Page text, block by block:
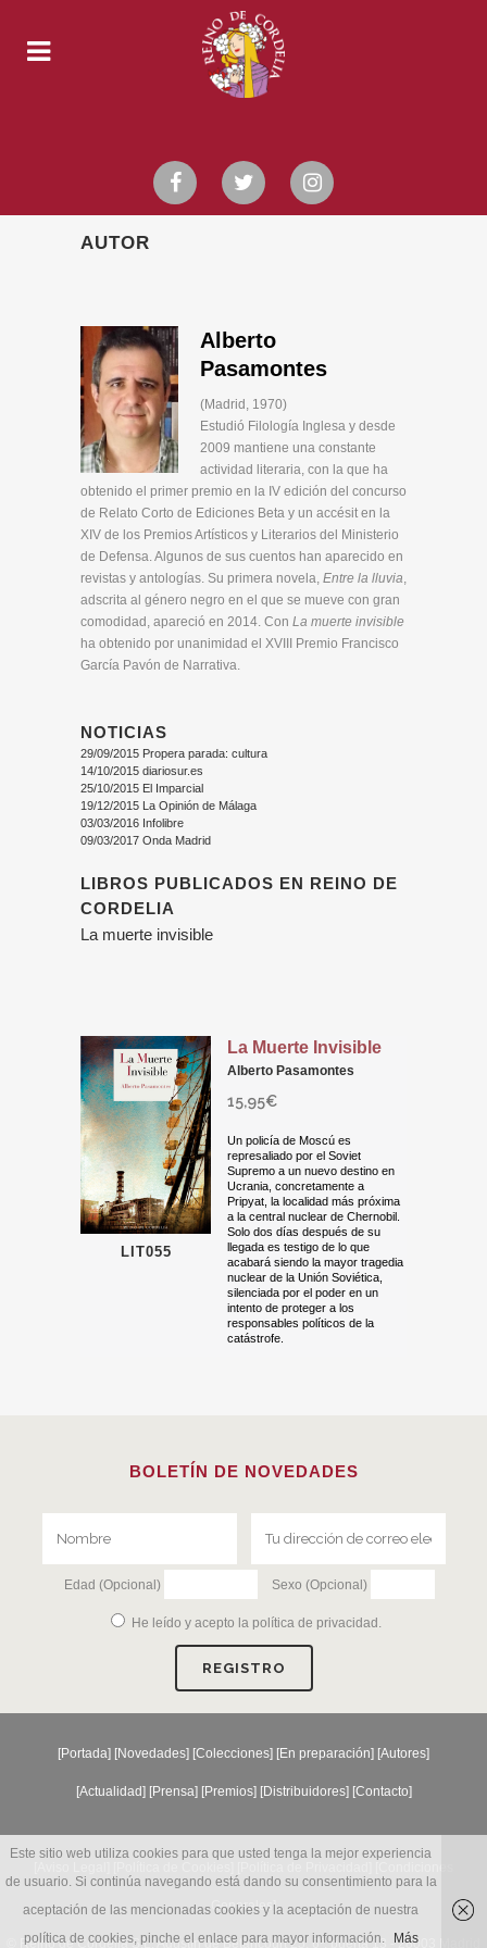
AUTOR
Alberto
Pasamontes
(Madrid, 1970)
Estudió Filología Inglesa y desde
2009 mantiene una constante
actividad literaria, con la que ha
obtenido el primer premio en la IV edición del concurso
de Relato Corto de Ediciones Beta y un accésit en la
XIV de los Premios Artísticos y Literarios del Ministerio
de Defensa. Algunos de sus cuentos han aparecido en
revistas y antologías. Su primera novela, Entre la lluvia,
adscrita al género negro en el que se mueve con gran
comodidad, apareció en 2014. Con La muerte invisible
ha obtenido por unanimidad el XVIII Premio Francisco
García Pavón de Narrativa.
NOTICIAS
29/09/2015 Propera parada: cultura
14/10/2015 diariosur.es
25/10/2015 El Imparcial
19/12/2015 La Opinión de Málaga
03/03/2016 Infolibre
09/03/2017 Onda Madrid
LIBROS PUBLICADOS EN REINO DE
CORDELIA
La muerte invisible
LIT055
La Muerte Invisible
Alberto Pasamontes
15,95€
Un policía de Moscú es
represaliado por el Soviet
Supremo a un nuevo destino en
Ucrania, concretamente a
Pripyat, la localidad más próxima
a la central nuclear de Chernobil.
Solo dos días después de su
llegada es testigo de lo que
acabará siendo la mayor tragedia
nuclear de la Unión Soviética,
silenciada por el poder en un
intento de proteger a los
responsables políticos de la
catástrofe.
BOLETÍN DE NOVEDADES
Edad (Opcional) Sexo (Opcional)
He leído y acepto la política de privacidad .
[Portada] [Novedades] [Colecciones] [En preparación] [Autores]
[Actualidad] [Prensa] [Premios] [Distribuidores] [Contacto]
Generales ]
© Reino de Cordelia S.L. Agustín de Betancourt 25, 6º, puerta 13 - 28003 Madrid
Este sitio web utiliza cookies para que usted tenga la mejor experiencia
de usuario. Si continúa navegando está dando su consentimiento para la
aceptación de las mencionadas cookies y la aceptación de nuestra
política de cookies, pinche el enlace para mayor información.
Más